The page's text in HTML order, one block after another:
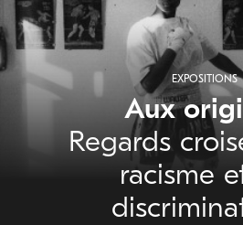
EXPOSITIONS
Aux
Regards
racisme